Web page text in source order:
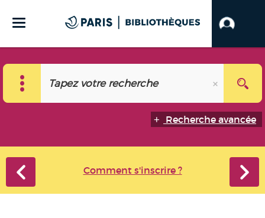
Recherche avancée
Comment s'inscrire ?